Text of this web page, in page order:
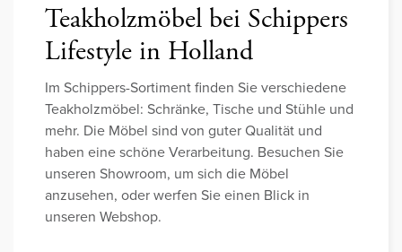
Teakholzmöbel bei Schippers
Lifestyle in Holland
Im Schippers-Sortiment finden Sie verschiedene
Teakholzmöbel: Schränke, Tische und Stühle und
mehr. Die Möbel sind von guter Qualität und
haben eine schöne Verarbeitung. Besuchen Sie
unseren Showroom, um sich die Möbel
anzusehen, oder werfen Sie einen Blick in
unseren Webshop.